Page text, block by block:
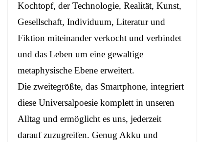
Kochtopf, der Technologie, Realität, Kunst,
Gesellschaft, Individuum, Literatur und
Fiktion miteinander verkocht und verbindet
und das Leben um eine gewaltige
metaphysische Ebene erweitert.
Die zweitegrößte, das Smartphone, integriert
diese Universalpoesie komplett in unseren
Alltag und ermöglicht es uns, jederzeit
darauf zuzugreifen. Genug Akku und